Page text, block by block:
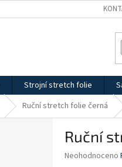
Strojní stretch folie
Ruční stretch folie černá
Ruční
Průměrné
Neohodnoceno